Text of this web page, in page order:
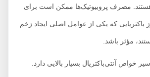
مصرف پروبیوتیک‌ها ممکن است برای
که یکی از عوامل اصلی ایجاد زخم
باشد.
آنتی‌باکتریال بسیار بالایی دارد.